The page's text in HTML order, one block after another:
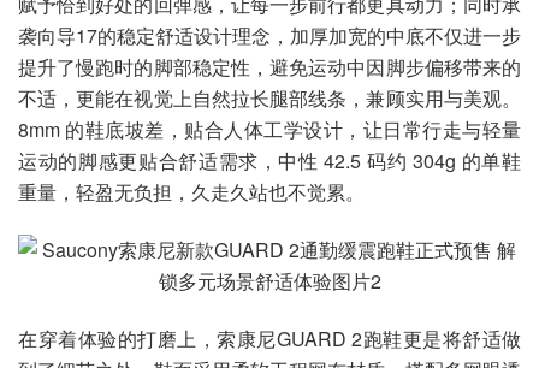
袭向导17的稳定舒适设计理念，加厚加宽的中底不仅进一步
提升了慢跑时的脚部稳定性，避免运动中因脚步偏移带来的
不适，更能在视觉上自然拉长腿部线条，兼顾实用与美观。
8mm 的鞋底坡差，贴合人体工学设计，让日常行走与轻量
运动的脚感更贴合舒适需求，中性 42.5 码约 304g 的单鞋
重量，轻盈无负担，久走久站也不觉累。
在穿着体验的打磨上，索康尼GUARD 2跑鞋更是将舒适做